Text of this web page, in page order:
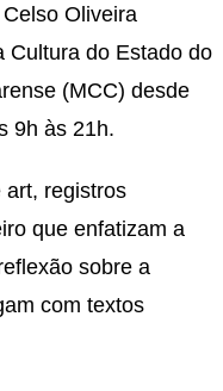
Oliveira
Cultura do Estado do
(MCC) desde
9h às 21h.
art, registros
que enfatizam a
sobre a
com textos